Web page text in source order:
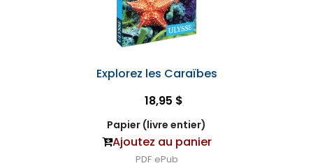
Explorez les Caraïbes
18,95 $
Papier (livre entier)
Ajoutez au panier
PDF ePub